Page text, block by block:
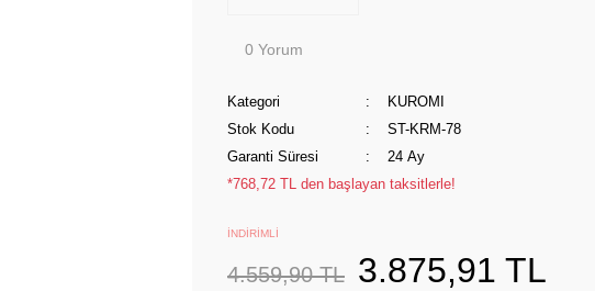
0 Yorum
Kategori
KUROMI
Stok Kodu
ST-KRM-78
Garanti Süresi
24 Ay
*768,72 TL den başlayan taksitlerle!
İNDİRİMLİ
4.559,90 TL 3.875,91 TL